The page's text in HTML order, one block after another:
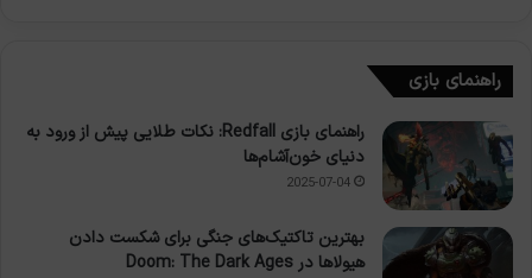
راهنمای بازی
راهنمای بازی Redfall: نکات طلایی پیش از ورود به
دنیای خون‌آشام‌ها
2025-07-04
بهترین تاکتیک‌های جنگی برای شکست دادن
هیولاها در Doom: The Dark Ages